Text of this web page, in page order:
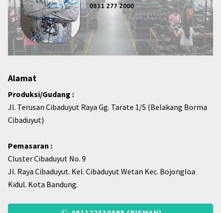
Alamat
Produksi/Gudang :
Jl. Terusan Cibaduyut Raya Gg. Tarate 1/5 (Belakang Borma
Cibaduyut)
Pemasaran :
Cluster Cibaduyut No. 9
Jl. Raya Cibaduyut. Kel. Cibaduyut Wetan Kec. Bojongloa
Kidul. Kota Bandung.